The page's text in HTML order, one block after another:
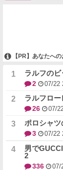
【PR】あなたへ
ラルフのビ
2 07/22
ラルフロ
26 07/
ポロシャ
3 07/22
男で
2
336 07/